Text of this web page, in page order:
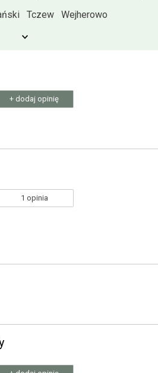
Tczew Wejherowo
+ dodaj opinię
1 opinia